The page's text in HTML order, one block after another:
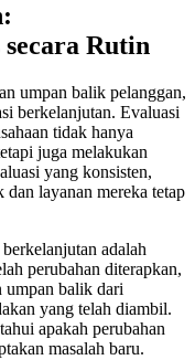
Rutin
umpan balik pelanggan,
berkelanjutan. Evaluasi
tidak hanya
juga melakukan
yang konsisten,
dan layanan mereka tetap
adalah
perubahan diterapkan,
umpan balik dari
yang telah diambil.
apakah perubahan
masalah baru.